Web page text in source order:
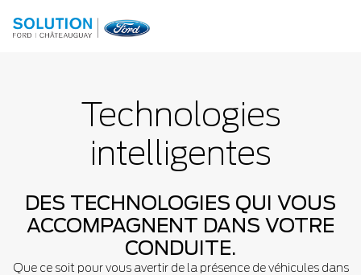
Technologies
intelligentes
DES TECHNOLOGIES QUI VOUS
ACCOMPAGNENT DANS VOTRE
CONDUITE.
Que ce soit pour vous avertir de la présence de véhicules dans